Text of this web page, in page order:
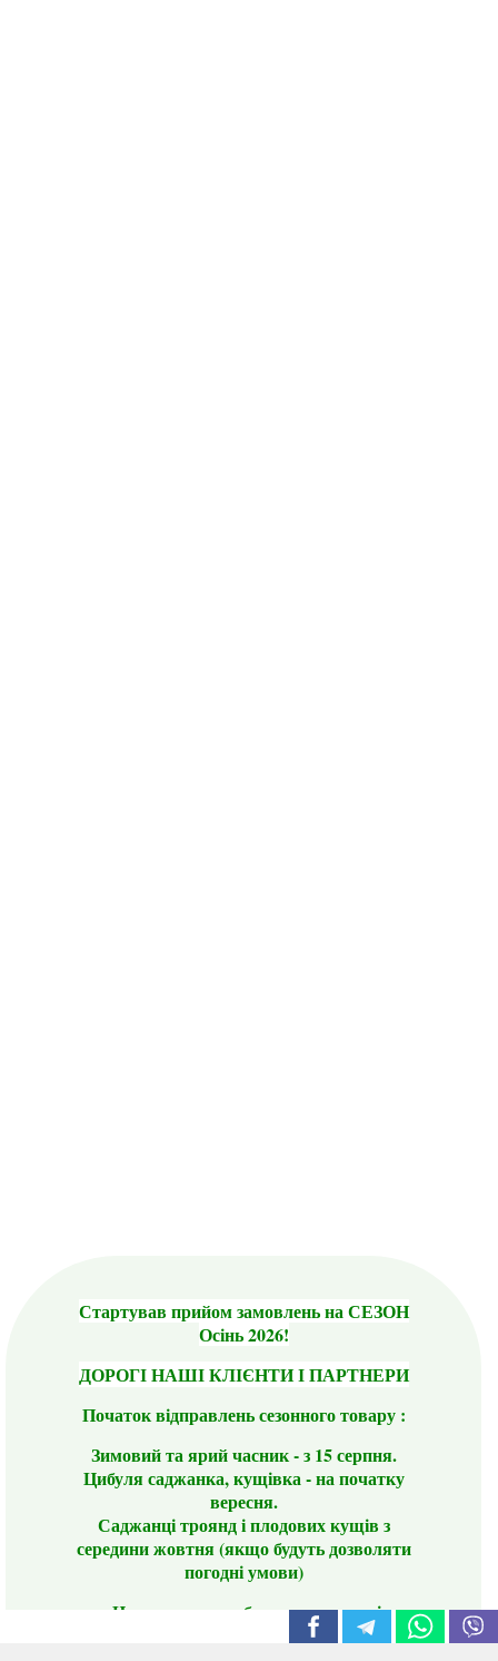
Стартував прийом замовлень на СЕЗОН
Осінь 2026!
ДОРОГІ НАШІ КЛІЄНТИ І ПАРТНЕРИ
Початок відправлень сезонного товару :
Зимовий та ярий часник - з 15 серпня.
Цибуля саджанка, кущівка - на початку
вересня.
Саджанці троянд і плодових кущів з
середини жовтня (якщо будуть дозволяти
погодні умови)
Цього сезону ви будете задоволені
традиційно гарним асортиментом цибулі